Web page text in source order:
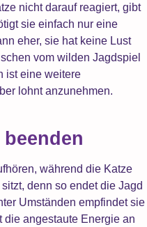
nicht darauf reagiert, gibt
sie einfach nur eine
eher, sie hat keine Lust
vom wilden Jagdspiel
ist eine weitere
lohnt anzunehmen.
während die Katze
denn so endet die Jagd
Umständen empfindet sie
die angestaute Energie an